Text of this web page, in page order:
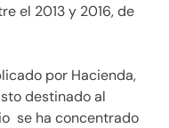
el 2013 y 2016, de
por Hacienda,
destinado al
se ha concentrado